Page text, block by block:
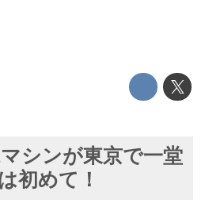
シンが東京で一堂
初めて！